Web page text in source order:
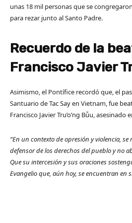
unas 18 mil personas que se
para rezar junto al Santo Padre.
Recuerdo de la
Francisco Javier
Asimismo, el Pontífice recordó que, el
Santuario de Tac Say en Vietnam, fue
Francisco Javier Tru’o’ng Bǚu, asesinado
“En un contexto de opresión y violencia,
defensor de los derechos del pueblo y no
Que su intercesión y sus oraciones
Evangelio que, aún hoy, se encuentran en